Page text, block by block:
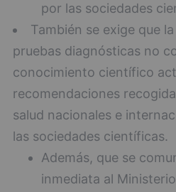
por las sociedades
También se exige que
pruebas diagnósticas no
conocimiento científico
recomendaciones
salud nacionales e
las sociedades científicas.
Además, que se
inmediata al